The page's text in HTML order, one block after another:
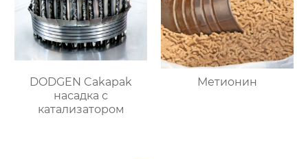
DODGEN Cakapak
насадка с
катализатором
Метионин